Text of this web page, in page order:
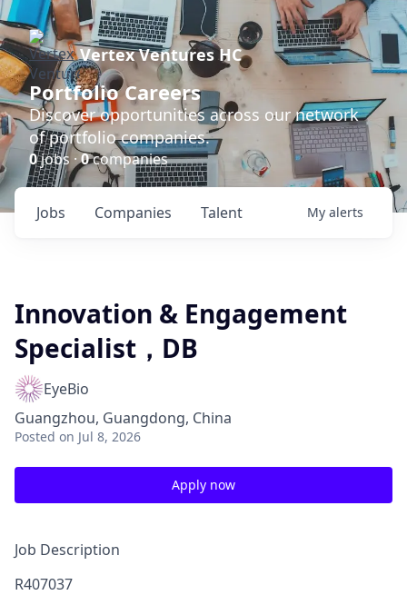
Vertex Ventures HC
Portfolio Careers
Discover opportunities across our network
of portfolio companies.
0jobs ·0companies
Jobs Companies Talent My alerts
Innovation & Engagement
Specialist，DB
EyeBio
Guangzhou, Guangdong, China
Posted on Jul 8, 2026
Apply now
Job Description
R407037